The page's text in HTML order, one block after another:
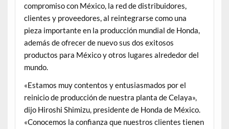
compromiso con México, la red de distribuidores,
clientes y proveedores, al reintegrarse como una
pieza importante en la producción mundial de Honda,
además de ofrecer de nuevo sus dos exitosos
productos para México y otros lugares alrededor del
mundo.
«Estamos muy contentos y entusiasmados por el
reinicio de producción de nuestra planta de Celaya»,
dijo Hiroshi Shimizu, presidente de Honda de México.
«Conocemos la confianza que nuestros clientes tienen